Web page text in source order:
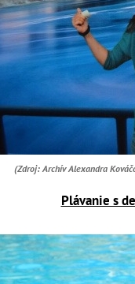
(Zdroj: Archív Alexandra
Plávanie s